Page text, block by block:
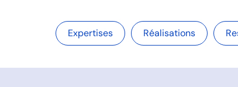
Expertises Réalisations